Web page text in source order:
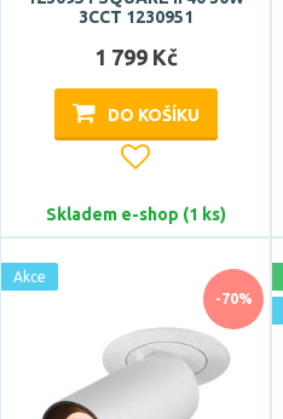
3CCT 1230951
1 799 Kč
DO KOŠÍKU
Skladem e-shop (1 ks)
-70%
Akce